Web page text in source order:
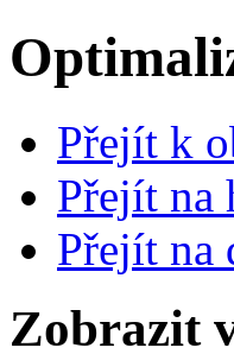
Přejít k
Přejít na
Přejít na
Zobrazit